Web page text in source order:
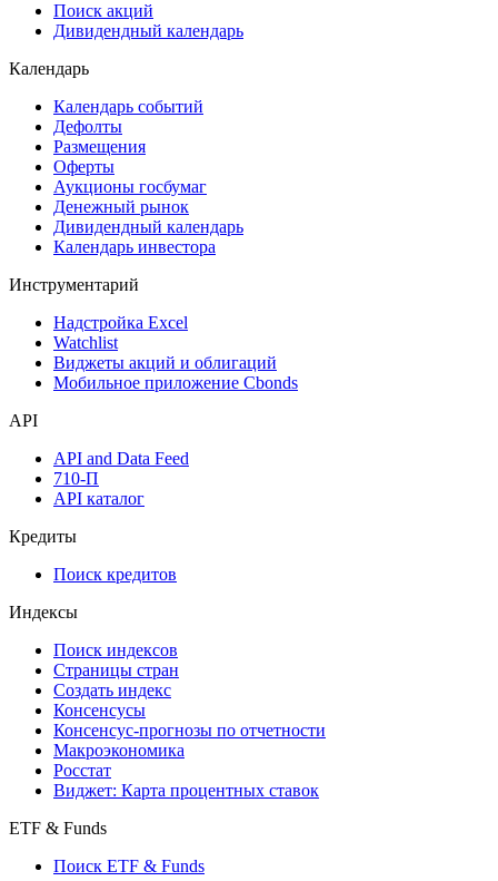
Поиск акций
Дивидендный календарь
Календарь
Календарь событий
Дефолты
Размещения
Оферты
Аукционы госбумаг
Денежный рынок
Дивидендный календарь
Календарь инвестора
Инструментарий
Надстройка Excel
Watchlist
Виджеты акций и облигаций
Мобильное приложение Cbonds
API
API and Data Feed
710-П
API каталог
Кредиты
Поиск кредитов
Индексы
Поиск индексов
Страницы стран
Создать индекс
Консенсусы
Консенсус-прогнозы по отчетности
Макроэкономика
Росстат
Виджет: Карта процентных ставок
ETF & Funds
Поиск ETF & Funds